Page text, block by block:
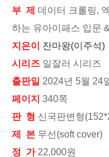
부 제 데이터 크롤링,
하는 유아이패스 입문
지은이
잔마왕(이주석)
시리즈 일잘러 시리즈
출판일 2024년 5월 24
페이지 340쪽
판 형 신국판변형
제 본 무선(soft cover)
정 가22,000원